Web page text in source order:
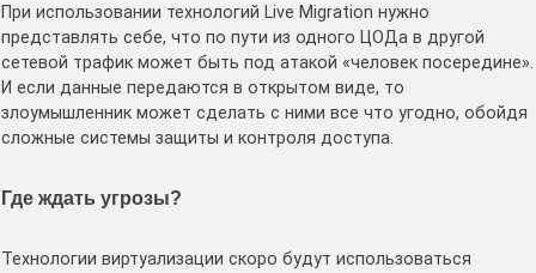
При использовании технологий Live Migration нужно
представлять себе, что по пути из одного ЦОДа в другой
сетевой трафик может быть под атакой «человек посередине».
И если данные передаются в открытом виде, то
злоумышленник может сделать с ними все что угодно, обойдя
сложные системы защиты и контроля доступа.
Где ждать угрозы?
Технологии виртуализации скоро будут использоваться